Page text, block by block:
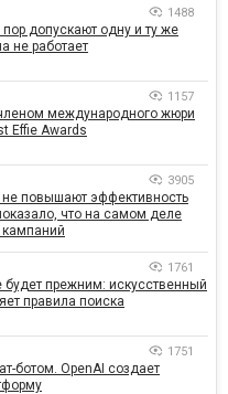
1488
допускают одну и ту же
не работает
1157
международного жюри
Effie Awards
3905
повышают эффективность
что на самом деле
кампаний
1761
будет прежним: искусственный
правила поиска
1751
ботом. OpenAI создает